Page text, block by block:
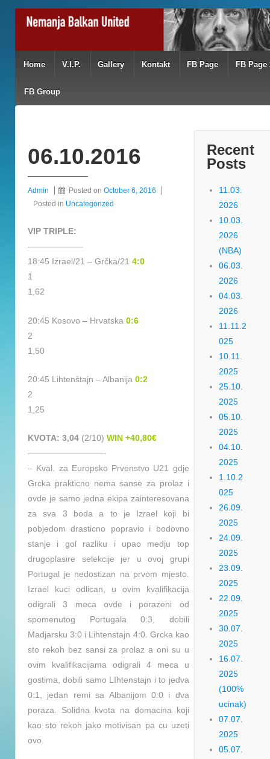
Home V.I.P. Gallery Kontakt FB Page FB Page
FB Group
06.10.2016
Admin Posted on October 6, 2016
Posted in Uncategorized
VIP TRIPLE:
——————–
18:45 Izrael/21 – Grčka/21 4:0
1
1,62
20:45 Kosovo – Hrvatska 0:6
2
1,50
20:45 Lihtenštajn – Albanija 0:2
2
1,25
KVOTA: 3,04 (2/10) WIN +40,80€
—————————-
– Kval. za Europsko Prvenstvo U21 gdje
Grcka prakticno nema sanse za prolaz i
ovde je samo jedna ekipa zainteresovana
za sva 3 boda a to je Izrael koji bi
pobjedom drasticno popravio i bodovno
stanje i gol razliku i upao medju top
drugoplasire selekcije jer u ovoj grupi
Portugal je nedostizan na prvom mjesto.
Izrael kuci odlican, u ovim kvalifikacija
odigrali 3 meca ovde i porazeni od
spomenutog Portugala 0:3, dobili
Madjarsku 3:0 i Lihtenstajn 4:0. Grcka kao
sto rekoh bez sansi za prolaz a oni su u
ovim kvalifikacijama odigrali 4 meca u
gostima, dobili samo LIhtenstajn i to jedva
0:1, jedan remi sa Albanijom 0:0 i dva
poraza. Solidna kvota na domacina koji
kao sto rekoh jako motivisan pa cu uzeti
ovo.
Recent
Posts
11.03.
2026
10.03.
2026
(NBA)
06.03.
2026
04.03.
2026
11.11.2
025
10.11.
2025
25.10.
2025
05.10.
2025
04.10.
2025
1.10.2
025
26.09.
2025
24.09.
2025
23.09.
2025
22.09.
2025
30.07.
2025
16.07.
2025
(100%
ucinak)
07.07.
2025
05.07.